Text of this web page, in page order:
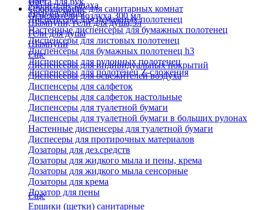
Твердое мыло
Шампуни, гели для душа,5л
Гели для душа
Шампуни
Удалители запаха
Освежители воздуха 300 мл
Оборудование для санитарных комнат
Диспенсеры для бумажных полотенец
Настенные диспенсеры для бумажных полотенец
Диспенсеры для листовых полотенец
Диспенсеры для бумажных полотенец h3
Диспенсеры для рулонных полотенец
Диспенсеры для полотенец Z-сложения
Еще
Диспенсеры для индивидуальных покрытий
Диспенсеры для освежителей воздуха
Диспенсеры для салфеток
Диспенсеры для салфеток настольные
Диспенсеры для туалетной бумаги
Диспенсеры для туалетной бумаги в больших рулонах
Настенные диспенсеры для туалетной бумаги
Диспесеры для протирочных материалов
Дозаторы для дез.средств
Дозаторы для жидкого мыла и пены, крема
Дозаторы для жидкого мыла сенсорные
Дозаторы для крема
Дозатор для пены
Еще
Ершики (щетки) санитарные